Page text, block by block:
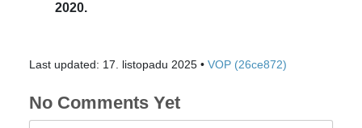
2020.
Last updated: 17. listopadu 2025 • VOP (26ce872)
No Comments Yet